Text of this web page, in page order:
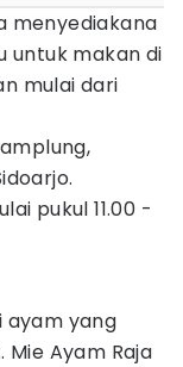
menyediakana
untuk makan di
mulai dari
pukul 11.00 -
ayam yang
Ayam Raja